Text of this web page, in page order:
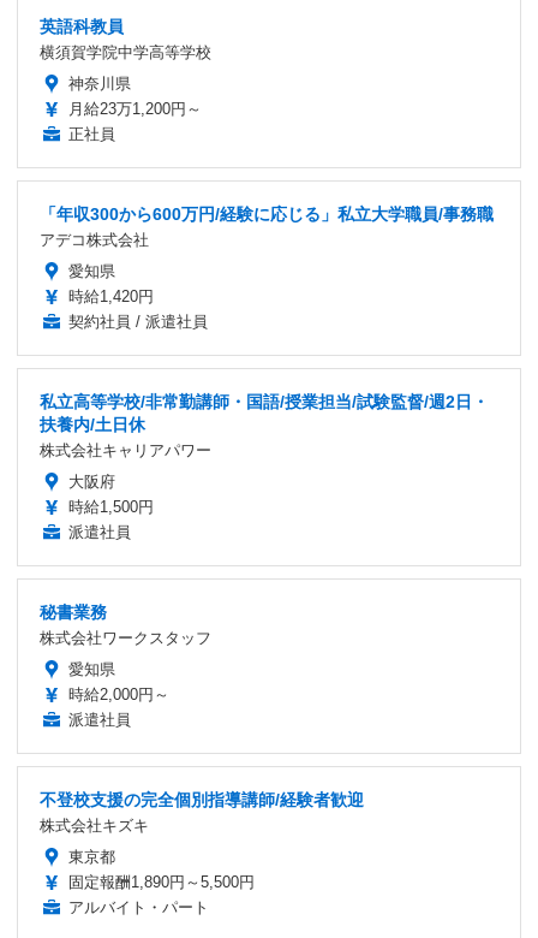
英語科教員
横須賀学院中学高等学校
神奈川県
月給23万1,200円～
正社員
「年収300から600万円/経験に応じる」私立大学職員/事務職
アデコ株式会社
愛知県
時給1,420円
契約社員 / 派遣社員
私立高等学校/非常勤講師・国語/授業担当/試験監督/週2日・
扶養内/土日休
株式会社キャリアパワー
大阪府
時給1,500円
派遣社員
秘書業務
株式会社ワークスタッフ
愛知県
時給2,000円～
派遣社員
不登校支援の完全個別指導講師/経験者歓迎
株式会社キズキ
東京都
固定報酬1,890円～5,500円
アルバイト・パート